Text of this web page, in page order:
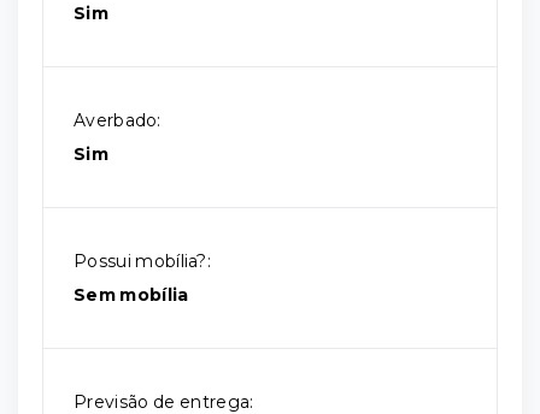
Sim
Averbado:
Sim
Possui mobília?:
Sem mobília
Previsão de entrega: